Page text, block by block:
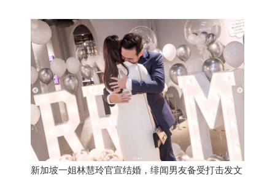
新加坡一姐林慧玲官宣结婚，绯闻男友备受打击发文